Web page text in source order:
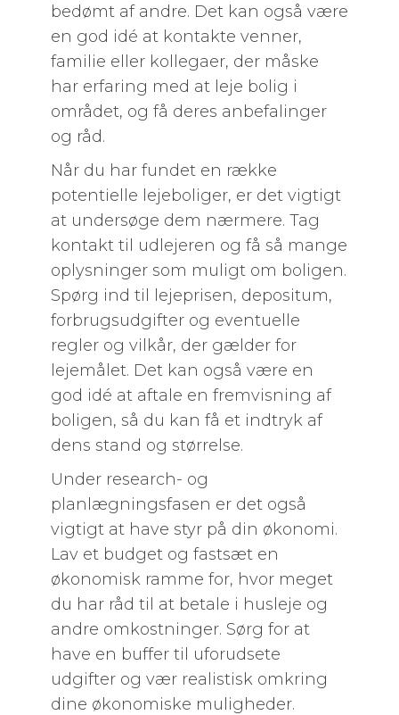
bedømt af andre. Det kan også være
en god idé at kontakte venner,
familie eller kollegaer, der måske
har erfaring med at leje bolig i
området, og få deres anbefalinger
og råd.
Når du har fundet en række
potentielle lejeboliger, er det vigtigt
at undersøge dem nærmere. Tag
kontakt til udlejeren og få så mange
oplysninger som muligt om boligen.
Spørg ind til lejeprisen, depositum,
forbrugsudgifter og eventuelle
regler og vilkår, der gælder for
lejemålet. Det kan også være en
god idé at aftale en fremvisning af
boligen, så du kan få et indtryk af
dens stand og størrelse.
Under research- og
planlægningsfasen er det også
vigtigt at have styr på din økonomi.
Lav et budget og fastsæt en
økonomisk ramme for, hvor meget
du har råd til at betale i husleje og
andre omkostninger. Sørg for at
have en buffer til uforudsete
udgifter og vær realistisk omkring
dine økonomiske muligheder.